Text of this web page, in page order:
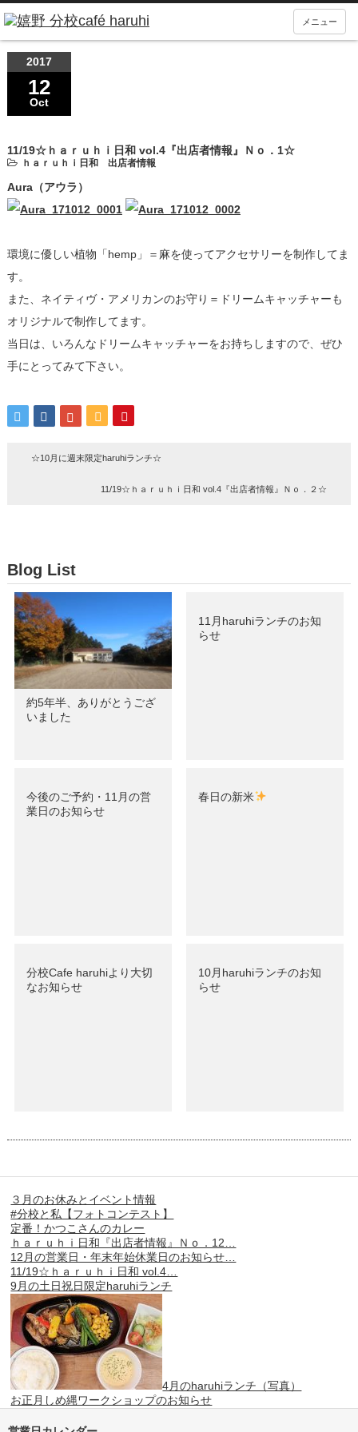
メニュー
2017
12
Oct
11/19☆ｈａｒｕｈｉ日和 vol.4『出店者情報』Ｎｏ．1☆
ｈａｒｕｈｉ日和 出店者情報
Aura（アウラ）
環境に優しい植物「hemp」＝麻を使ってアクセサリーを制作してま
す。
また、ネイティヴ・アメリカンのお守り＝ドリームキャッチャーも
オリジナルで制作してます。
当日は、いろんなドリームキャッチャーをお持ちしますので、ぜひ
手にとってみて下さい。
☆10月に週末限定haruhiランチ☆
11/19☆ｈａｒｕｈｉ日和 vol.4『出店者情報』Ｎｏ．２☆
Blog List
約5年半、ありがとうござ
いました
11月haruhiランチのお知
らせ
今後のご予約・11月の営
業日のお知らせ
春日の新米
分校Cafe haruhiより大切
なお知らせ
10月haruhiランチのお知
らせ
３月のお休みとイベント情報
#分校と私【フォトコンテスト】
定番！かつこさんのカレー
ｈａｒｕｈｉ日和『出店者情報』Ｎｏ．12…
12月の営業日・年末年始休業日のお知らせ…
11/19☆ｈａｒｕｈｉ日和 vol.4…
9月の土日祝日限定haruhiランチ
4月のharuhiランチ（写真）
お正月しめ縄ワークショップのお知らせ